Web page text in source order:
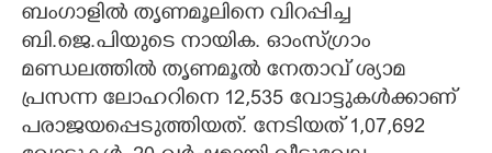
ബംഗാളിൽ തൃണമൂലിനെ വിറപ്പിച്ച
ബി.ജെ.പിയുടെ നായിക. ഓംസ്ഗ്രാം
മണ്ഡലത്തിൽ തൃണമൂൽ നേതാവ് ശ്യാമ
പ്രസന്ന ലോഹറിനെ 12,535 വോട്ടുകൾക്കാണ്
പരാജയപ്പെടുത്തിയത്. നേടിയത് 1,07,692